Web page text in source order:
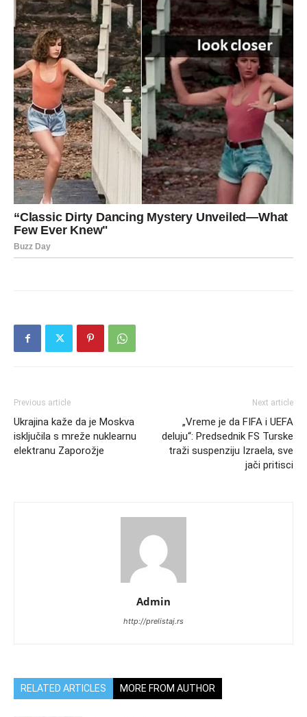
Previous article
Ukrajina kaže da je Moskva
isključila s mreže nuklearnu
elektranu Zaporožje
Next article
„Vreme je da FIFA i UEFA
deluju“: Predsednik FS Turske
traži suspenziju Izraela, sve
jači pritisci
Admin
http://prelistaj.rs
RELATED ARTICLES MORE FROM AUTHOR